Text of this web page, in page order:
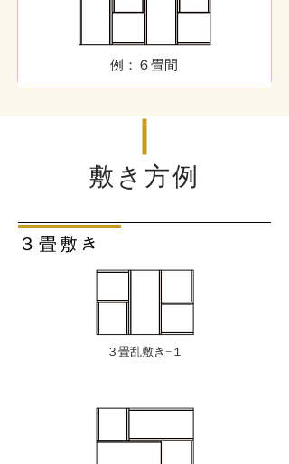
例：６畳間
敷き方例
３畳敷き
３畳乱敷き−１